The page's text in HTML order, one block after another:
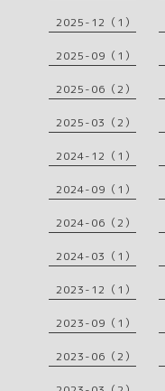
2025-12（1）
2025-09（1）
2025-06（2）
2025-03（2）
2024-12（1）
2024-09（1）
2024-06（2）
2024-03（1）
2023-12（1）
2023-09（1）
2023-06（2）